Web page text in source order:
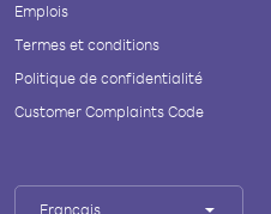
Emplois
Termes et conditions
Politique de confidentialité
Customer Complaints Code
Français